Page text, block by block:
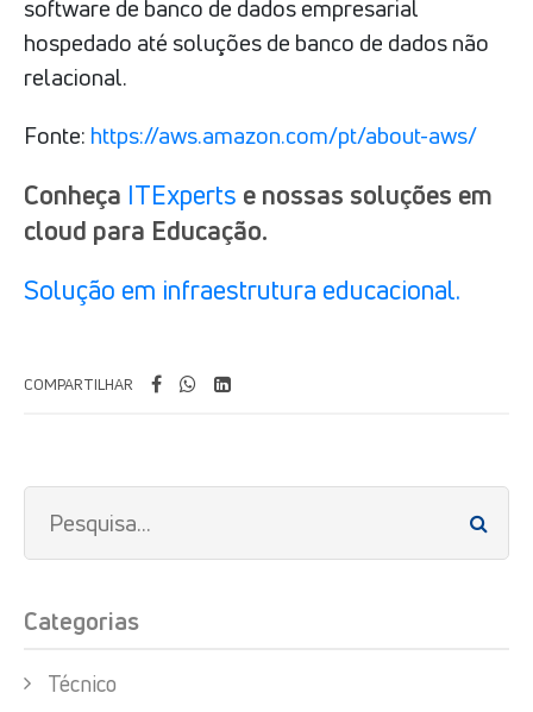
software de banco de dados empresarial
hospedado até soluções de banco de dados não
relacional.
Fonte: https://aws.amazon.com/pt/about-aws/
Conheça ITExperts e nossas soluções em
cloud para Educação.
Solução em infraestrutura educacional.
COMPARTILHAR
Categorias
Técnico